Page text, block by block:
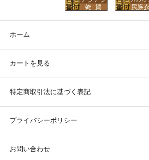
ホーム
カートを見る
特定商取引法に基づく表記
プライバシーポリシー
お問い合わせ